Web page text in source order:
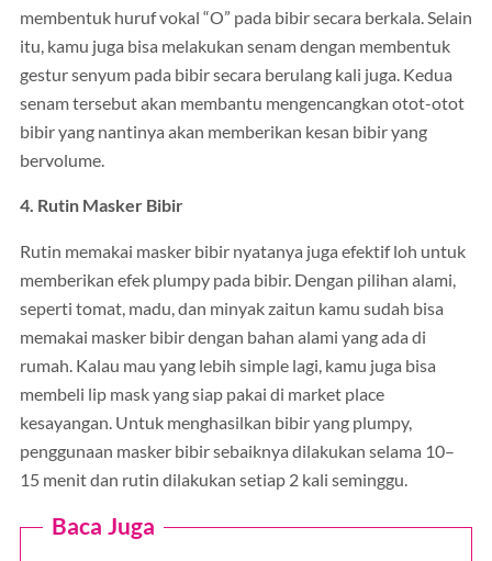
membentuk huruf vokal “O” pada bibir secara berkala. Selain
itu, kamu juga bisa melakukan senam dengan membentuk
gestur senyum pada bibir secara berulang kali juga. Kedua
senam tersebut akan membantu mengencangkan otot-otot
bibir yang nantinya akan memberikan kesan bibir yang
bervolume.
4. Rutin Masker Bibir
Rutin memakai masker bibir nyatanya juga efektif loh untuk
memberikan efek plumpy pada bibir. Dengan pilihan alami,
seperti tomat, madu, dan minyak zaitun kamu sudah bisa
memakai masker bibir dengan bahan alami yang ada di
rumah. Kalau mau yang lebih simple lagi, kamu juga bisa
membeli lip mask yang siap pakai di market place
kesayangan. Untuk menghasilkan bibir yang plumpy,
penggunaan masker bibir sebaiknya dilakukan selama 10–
15 menit dan rutin dilakukan setiap 2 kali seminggu.
Baca Juga